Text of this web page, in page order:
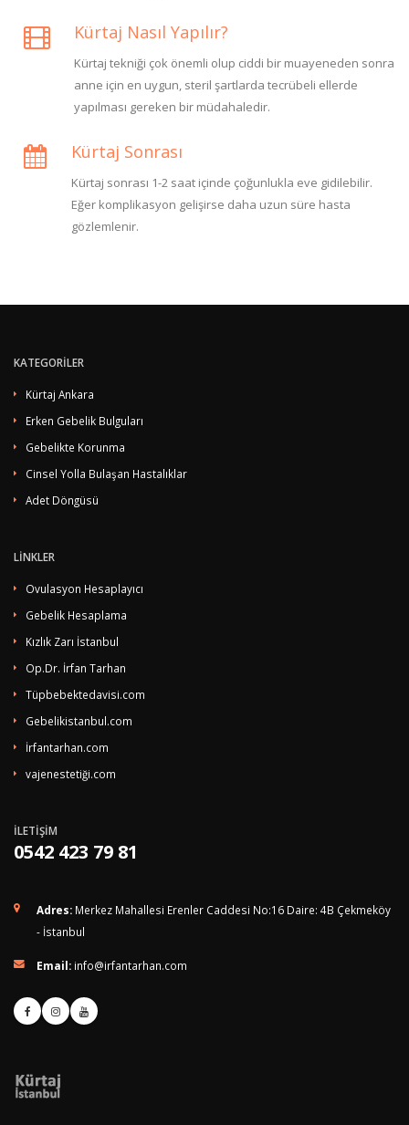
Kürtaj Nasıl Yapılır?
Kürtaj tekniği çok önemli olup ciddi bir muayeneden sonra
anne için en uygun, steril şartlarda tecrübeli ellerde
yapılması gereken bir müdahaledir.
Kürtaj Sonrası
Kürtaj sonrası 1-2 saat içinde çoğunlukla eve gidilebilir.
Eğer komplikasyon gelişirse daha uzun süre hasta
gözlemlenir.
KATEGORİLER
Kürtaj Ankara
Erken Gebelik Bulguları
Gebelikte Korunma
Cinsel Yolla Bulaşan Hastalıklar
Adet Döngüsü
LİNKLER
Ovulasyon Hesaplayıcı
Gebelik Hesaplama
Kızlık Zarı İstanbul
Op.Dr. İrfan Tarhan
Tüpbebektedavisi.com
Gebelikistanbul.com
İrfantarhan.com
vajenestetiği.com
İLETİŞİM
0542 423 79 81
Adres: Merkez Mahallesi Erenler Caddesi No:16 Daire: 4B Çekmeköy
- İstanbul
Email: info@irfantarhan.com